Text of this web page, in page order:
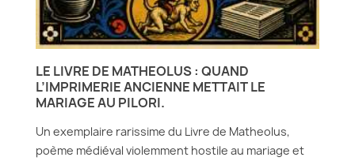
LE LIVRE DE MATHEOLUS : QUAND
L’IMPRIMERIE ANCIENNE METTAIT LE
MARIAGE AU PILORI.
Un exemplaire rarissime du Livre de Matheolus,
poème médiéval violemment hostile au mariage et